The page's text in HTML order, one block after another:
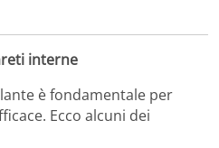
interne
è fondamentale per
Ecco alcuni dei